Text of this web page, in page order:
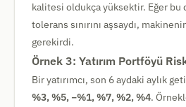
kalitesi oldukça yüksektir. Eğer bu
tolerans sınırını aşsaydı,
gerekirdi.
Örnek 3: Yatırım Portföyü
Bir yatırımcı, son 6 aydaki aylık
%3, %5, −%1, %7, %2, %4.